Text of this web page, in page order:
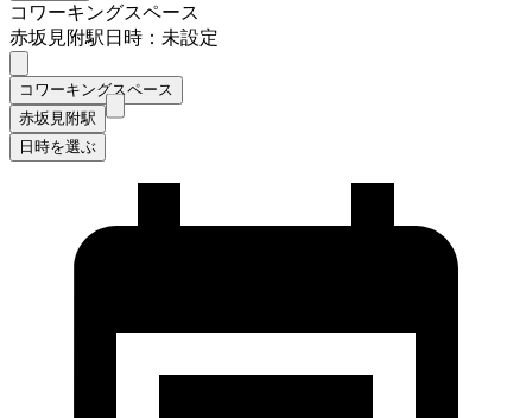
コワーキングスペース
赤坂見附駅日時：未設定
コワーキングスペース
赤坂見附駅
日時を選ぶ